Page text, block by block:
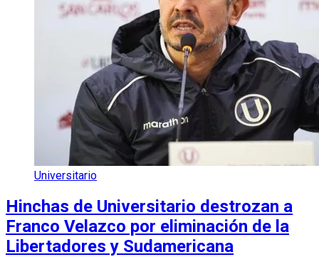
Universitario
Hinchas de Universitario destrozan a
Franco Velazco por eliminación de la
Libertadores y Sudamericana